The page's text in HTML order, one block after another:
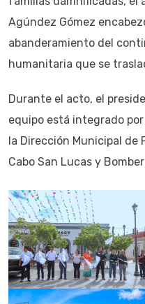
Agúndez Gómez
abanderamiento del
humanitaria que se
Durante el acto, el
equipo está integrado
la Dirección Municipal de
Cabo San Lucas y